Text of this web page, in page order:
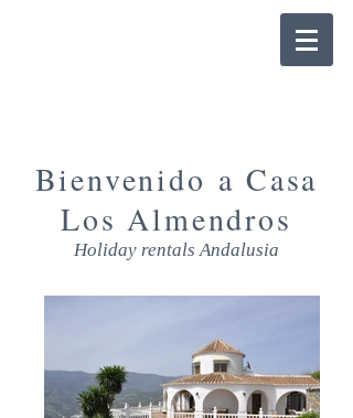
Bienvenido a Casa
Los Almendros
Holiday rentals Andalusia